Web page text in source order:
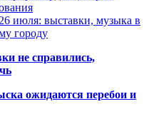
июля: выставки, музыка в
городу
не справились,
ожидаются перебои и